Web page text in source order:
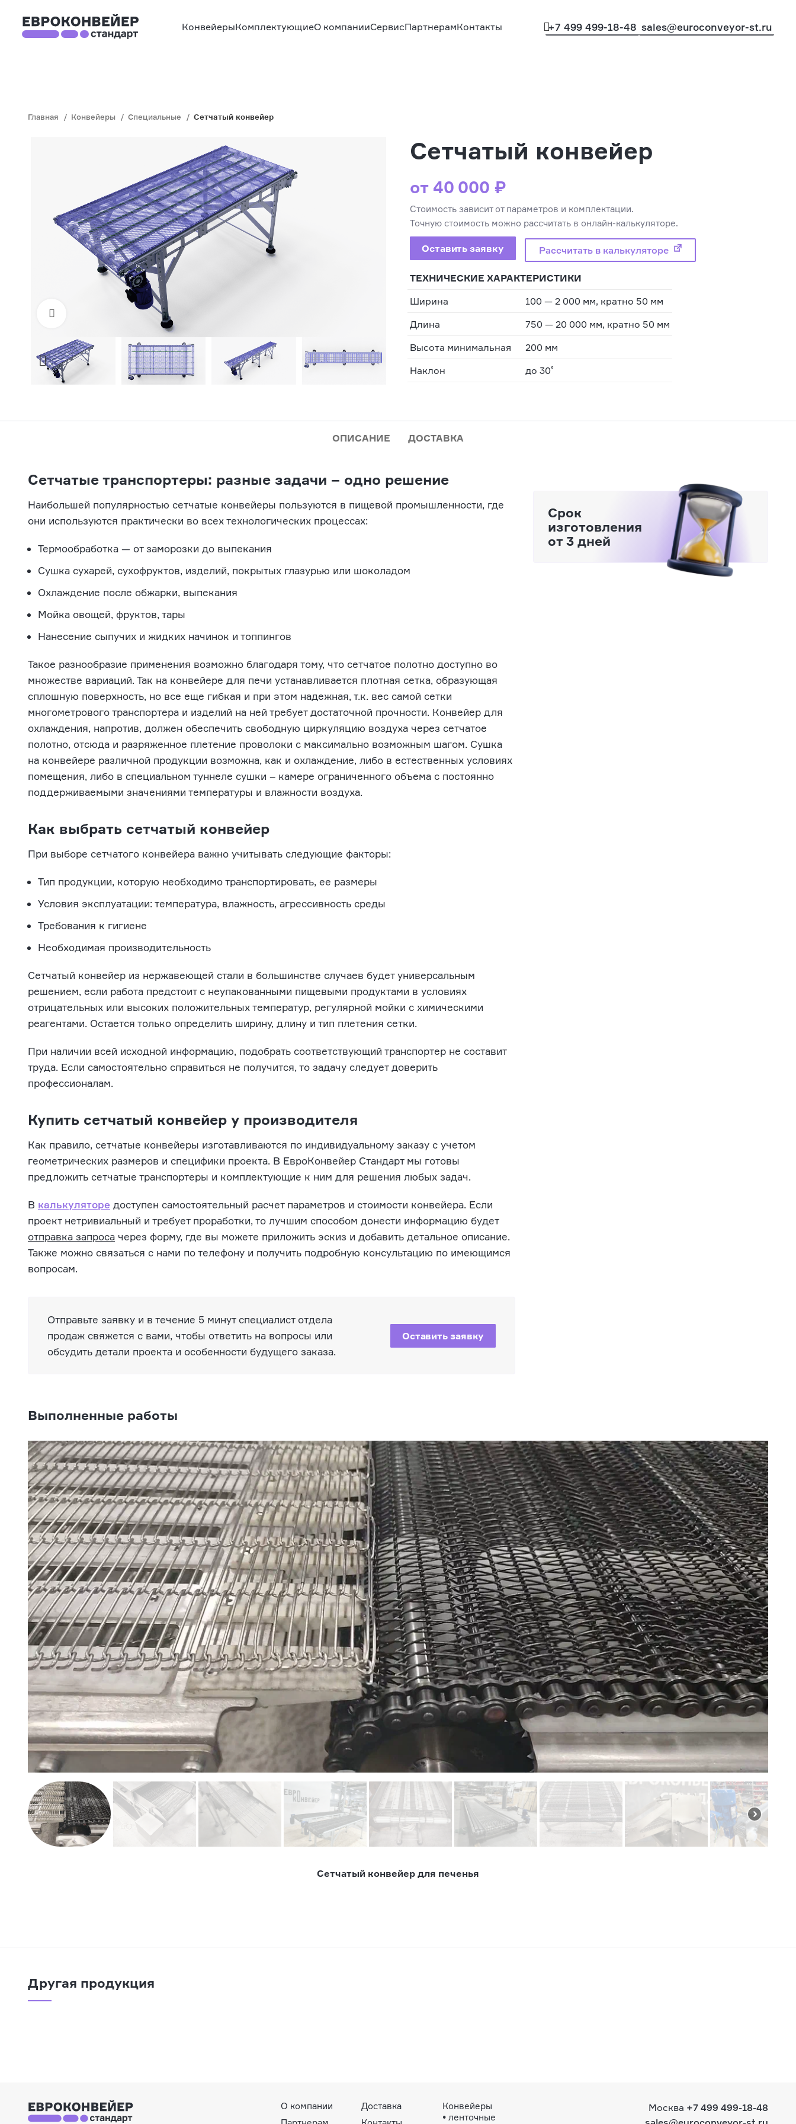
КонвейерыКомплектующиеО компанииСервисПартнерамКонтакты +7 499 499-18-48 sales@euroconveyor-st.ru
Главная Конвейеры Специальные Сетчатый конвейер
Нажмите, чтобы увеличить
Сетчатый конвейер
от 40 000 ₽
Стоимость зависит от параметров и комплектации.
Точную стоимость можно рассчитать в онлайн-калькуляторе.
Оставить заявку Рассчитать в калькуляторе
ТЕХНИЧЕСКИЕ ХАРАКТЕРИСТИКИ
Ширина
100 — 2 000 мм, кратно 50 мм
Длина
750 — 20 000 мм, кратно 50 мм
Высота минимальная
200 мм
Наклон
до 30˚
ОПИСАНИЕ ДОСТАВКА
Сетчатые транспортеры: разные задачи – одно решение
Наибольшей популярностью сетчатые конвейеры пользуются в пищевой промышленности, где
они используются практически во всех технологических процессах:
Термообработка — от заморозки до выпекания
Сушка сухарей, сухофруктов, изделий, покрытых глазурью или шоколадом
Охлаждение после обжарки, выпекания
Мойка овощей, фруктов, тары
Нанесение сыпучих и жидких начинок и топпингов
Такое разнообразие применения возможно благодаря тому, что сетчатое полотно доступно во
множестве вариаций. Так на конвейере для печи устанавливается плотная сетка, образующая
сплошную поверхность, но все еще гибкая и при этом надежная, т.к. вес самой сетки
многометрового транспортера и изделий на ней требует достаточной прочности. Конвейер для
охлаждения, напротив, должен обеспечить свободную циркуляцию воздуха через сетчатое
полотно, отсюда и разряженное плетение проволоки с максимально возможным шагом. Сушка
на конвейере различной продукции возможна, как и охлаждение, либо в естественных условиях
помещения, либо в специальном туннеле сушки – камере ограниченного объема с постоянно
поддерживаемыми значениями температуры и влажности воздуха.
Как выбрать сетчатый конвейер
При выборе сетчатого конвейера важно учитывать следующие факторы:
Тип продукции, которую необходимо транспортировать, ее размеры
Условия эксплуатации: температура, влажность, агрессивность среды
Требования к гигиене
Необходимая производительность
Сетчатый конвейер из нержавеющей стали в большинстве случаев будет универсальным
решением, если работа предстоит с неупакованными пищевыми продуктами в условиях
отрицательных или высоких положительных температур, регулярной мойки с химическими
реагентами. Остается только определить ширину, длину и тип плетения сетки.
При наличии всей исходной информацию, подобрать соответствующий транспортер не составит
труда. Если самостоятельно справиться не получится, то задачу следует доверить
профессионалам.
Купить сетчатый конвейер у производителя
Как правило, сетчатые конвейеры изготавливаются по индивидуальному заказу с учетом
геометрических размеров и специфики проекта. В ЕвроКонвейер Стандарт мы готовы
предложить сетчатые транспортеры и комплектующие к ним для решения любых задач.
В калькуляторе доступен самостоятельный расчет параметров и стоимости конвейера. Если
проект нетривиальный и требует проработки, то лучшим способом донести информацию будет
отправка запроса через форму, где вы можете приложить эскиз и добавить детальное описание.
Также можно связаться с нами по телефону и получить подробную консультацию по имеющимся
вопросам.
Отправьте заявку и в течение 5 минут специалист отдела
продаж свяжется с вами, чтобы ответить на вопросы или
обсудить детали проекта и особенности будущего заказа.
Оставить заявку
Срок
изготовления
от 3 дней
Выполненные работы
Сетчатый конвейер для печенья
Другая продукция
О компании Доставка
Конвейеры
• ленточные
Москва +7 499 499-18-48